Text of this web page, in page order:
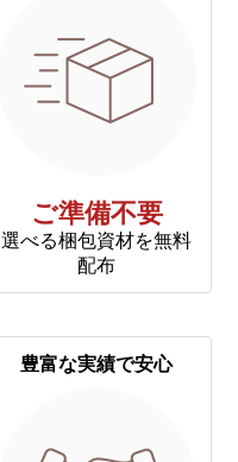
ご準備不要
選べる梱包資材を無料
配布
豊富な実績で安心